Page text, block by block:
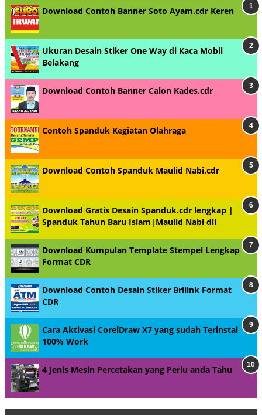
Download Contoh Banner Soto Ayam.cdr Keren
Ukuran Desain Stiker One Way di Kaca Mobil
Belakang
Download Contoh Banner Calon Kades.cdr
Contoh Spanduk Kegiatan Olahraga
Download Contoh Spanduk Maulid Nabi.cdr
Download Gratis Desain Spanduk.cdr lengkap |
Spanduk Tahun Baru Islam|Maulid Nabi dll
Download Kumpulan Template Stempel Lengkap
Format CDR
Download Contoh Desain Stiker Brilink Format
CDR
Cara Aktivasi CorelDraw X7 yang sudah Terinstal
100% Work
4 Jenis Mesin Percetakan yang Perlu anda Tahu